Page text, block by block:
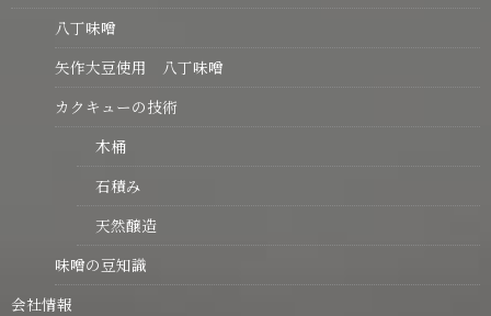
八丁味噌
矢作大豆使用 八丁味噌
カクキューの技術
木桶
石積み
天然醸造
味噌の豆知識
会社情報